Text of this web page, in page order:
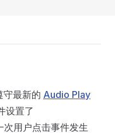
守最新的 Audio Play
设置了
次用户点击事件发生